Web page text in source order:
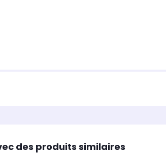
des produits similaires